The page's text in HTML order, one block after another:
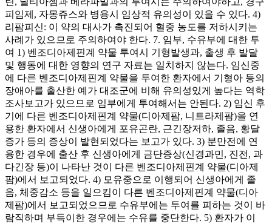
피임제, 자몽쥬스와 병용시 임상적 유의성이 있을 수 있다. 4)
리팜피신: 이 약의 대사가 촉진되어 혈중 농도를 저하시키는
사례가 있으므로 주의하여야 한다. 7. 임부, 수유부에 대한 투
여 1) 벤조디아제핀계 약물 투여시 기형발생과, 출생 후 발달
및 행동에 대한 영향의 연구 자료는 일치하지 않는다. 임신중
에 다른 벤조디아제핀계 약물을 투여한 환자에서 기형아 등의
장애아를 출산한 예가 대조군에 비해 유의성있게 높다는 역학
조사보고가 있으므로 임부에게 투여해서는 안된다. 2) 임신 후
기에 다른 벤조디아제핀계 약물(디아제팜, 니트라제팜)을 연
용한 환자에서 신생아에게 포유곤란, 근긴장저하, 졸음, 황달
증가 등의 증상이 발현되었다는 보고가 있다. 3) 분만전에 연
용한 경우에 출산 후 신생아에게 금단증상(신경과민, 진전, 과
다긴장 등)이 나타난 것이 다른 벤조디아제핀계 약물(디아제
팜)에서 보고되었다. 4) 모유중으로 이행되어 신생아에게 졸
음, 체중감소 등을 일으킴이 다른 벤조디아제핀계 약물(디아
제팜)에서 보고되었으므로 수유부에는 투여를 피하는 것이 바
람직하며 부득이한 경우에는 수유를 중단한다. 5) 환자가 이